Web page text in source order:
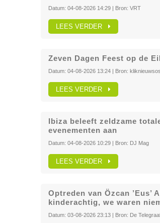
Datum: 04-08-2026 14:29| Bron: VRT
LEES VERDER
Zeven Dagen Feest op de
Datum: 04-08-2026 13:24| Bron:
LEES VERDER
Ibiza beleeft zeldzame
evenementen aan
Datum: 04-08-2026 10:29| Bron: DJ Mag
LEES VERDER
Optreden van Özcan ’Eus’
kinderachtig, we waren
Datum: 03-08-2026 23:13| Bron: De